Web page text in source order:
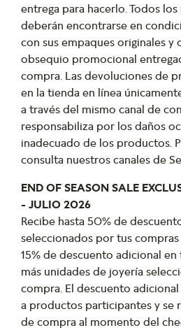
entrega para hacerlo. Todos
deberán encontrarse en
con sus empaques originales y
obsequio promocional
compra. Las devoluciones de
en la tienda en línea
a través del mismo canal de
responsabiliza por los daños
inadecuado de los productos.
consulta nuestros canales de
END OF SEASON SALE
- JULIO 2026
Recibe hasta 50% de
seleccionados por tus
15% de descuento adicional
más unidades de joyería
compra. El descuento
a productos participantes y se
de compra al momento del